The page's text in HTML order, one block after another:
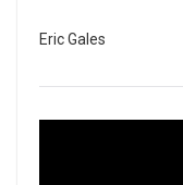
Eric Gales